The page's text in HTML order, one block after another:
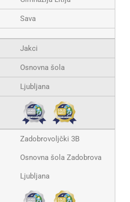
Sava
Jakci
Osnovna šola
Ljubljana
Zadobrovoljčki 3B
Osnovna šola Zadobrova
Ljubljana